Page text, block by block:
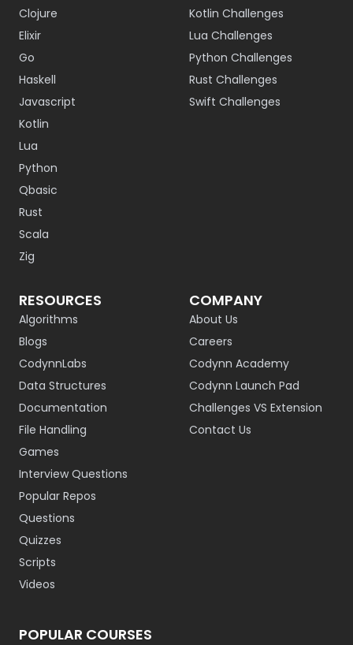
Clojure
Elixir
Go
Haskell
Javascript
Kotlin
Lua
Python
Qbasic
Rust
Scala
Zig
Kotlin Challenges
Lua Challenges
Python Challenges
Rust Challenges
Swift Challenges
RESOURCES
Algorithms
Blogs
CodynnLabs
Data Structures
Documentation
File Handling
Games
Interview Questions
Popular Repos
Questions
Quizzes
Scripts
Videos
COMPANY
About Us
Careers
Codynn Academy
Codynn Launch Pad
Challenges VS Extension
Contact Us
POPULAR COURSES